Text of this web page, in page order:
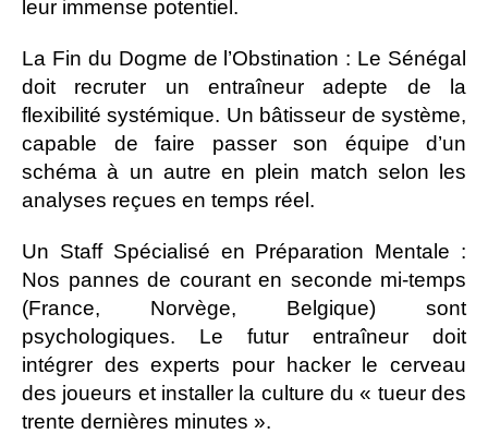
leur immense potentiel.
La Fin du Dogme de l’Obstination : Le Sénégal
doit recruter un entraîneur adepte de la
flexibilité systémique. Un bâtisseur de système,
capable de faire passer son équipe d’un
schéma à un autre en plein match selon les
analyses reçues en temps réel.
Un Staff Spécialisé en Préparation Mentale :
Nos pannes de courant en seconde mi-temps
(France, Norvège, Belgique) sont
psychologiques. Le futur entraîneur doit
intégrer des experts pour hacker le cerveau
des joueurs et installer la culture du « tueur des
trente dernières minutes ».